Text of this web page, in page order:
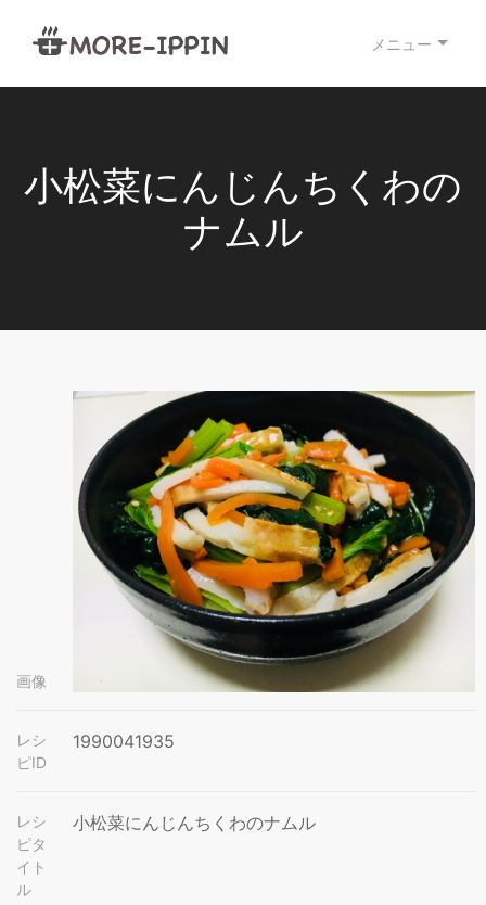
メニュー
小松菜にんじんちくわの
ナムル
画像
レシ
ピID
1990041935
レシ
ピタ
イト
ル
小松菜にんじんちくわのナムル